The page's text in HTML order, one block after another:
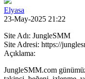
Elyasa
23-May-2025 21:22
Site Adı: JungleSMM
Site Adresi: https://
Açıklama:
JungleSMM.com